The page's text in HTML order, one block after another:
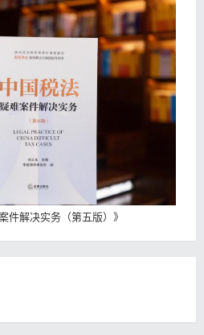
件解决实务（第五版） 》